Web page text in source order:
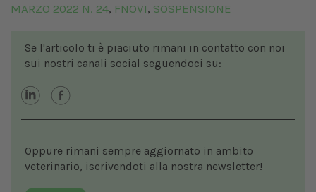
MARZO 2022 N. 24, FNOVI, SOSPENSIONE
Se l'articolo ti è piaciuto rimani in contatto con noi
sui nostri canali social seguendoci su:
Oppure rimani sempre aggiornato in ambito
veterinario, iscrivendoti alla nostra newsletter!